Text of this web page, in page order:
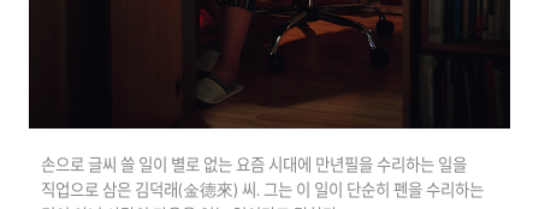
손으로 글씨 쓸 일이 별로 없는 요즘 시대에 만년필을 수리하는 일을
직업으로 삼은 김덕래(金德來) 씨. 그는 이 일이 단순히 펜을 수리하는